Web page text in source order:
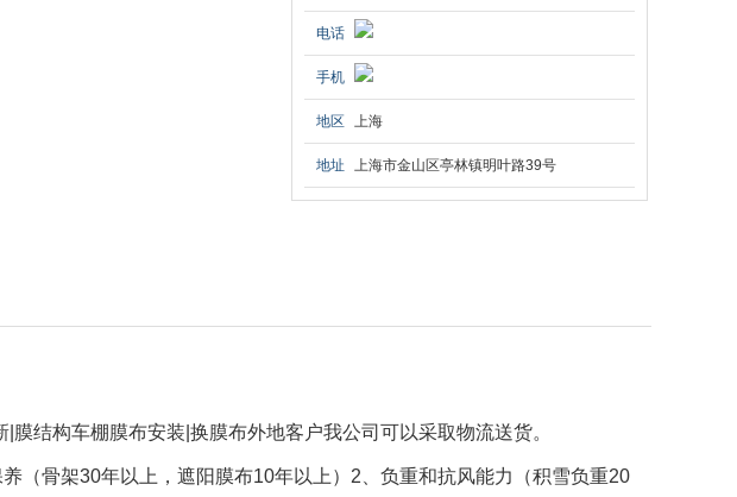
电话
手机
地区 上海
地址 上海市金山区亭林镇明叶路39号
膜结构车棚膜布安装 换膜布外地客户我公司可以采取物流送货。
养（骨架30年以上，遮阳膜布10年以上） 2 、负重和抗风能力（积雪负重20